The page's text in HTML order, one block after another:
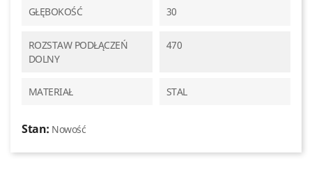
GŁĘBOKOŚĆ 30
ROZSTAW PODŁĄCZEŃ
DOLNY
470
MATERIAŁ STAL
Stan: Nowość